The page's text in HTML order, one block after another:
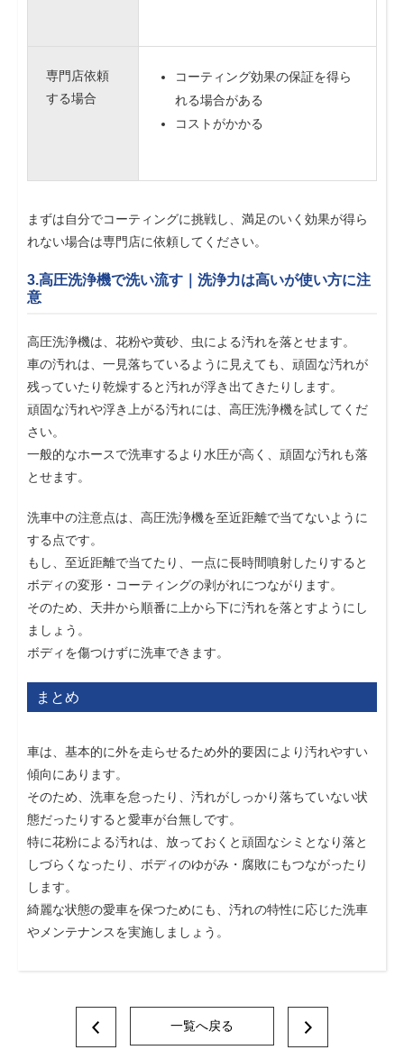
専門店依頼
する場合
コーティング効果の保証を得ら
れる場合がある
コストがかかる
まずは自分でコーティングに挑戦し、満足のいく効果が得ら
れない場合は専門店に依頼してください。
3.高圧洗浄機で洗い流す｜洗浄力は高いが使い方に注
意
高圧洗浄機は、花粉や黄砂、虫による汚れを落とせます。
車の汚れは、一見落ちているように見えても、頑固な汚れが
残っていたり乾燥すると汚れが浮き出てきたりします。
頑固な汚れや浮き上がる汚れには、高圧洗浄機を試してくだ
さい。
一般的なホースで洗車するより水圧が高く、頑固な汚れも落
とせます。
洗車中の注意点は、高圧洗浄機を至近距離で当てないように
する点です。
もし、至近距離で当てたり、一点に長時間噴射したりすると
ボディの変形・コーティングの剥がれにつながります。
そのため、天井から順番に上から下に汚れを落とすようにし
ましょう。
ボディを傷つけずに洗車できます。
まとめ
車は、基本的に外を走らせるため外的要因により汚れやすい
傾向にあります。
そのため、洗車を怠ったり、汚れがしっかり落ちていない状
態だったりすると愛車が台無しです。
特に花粉による汚れは、放っておくと頑固なシミとなり落と
しづらくなったり、ボディのゆがみ・腐敗にもつながったり
します。
綺麗な状態の愛車を保つためにも、汚れの特性に応じた洗車
やメンテナンスを実施しましょう。
一覧へ戻る